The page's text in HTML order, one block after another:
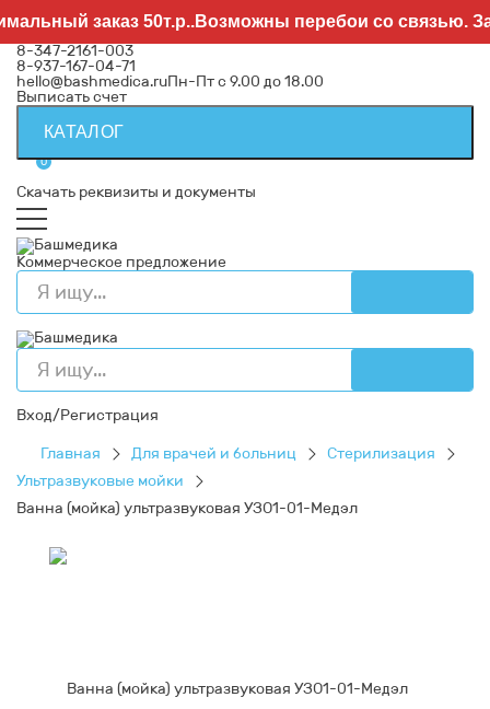
заказ 50т.р..Возможны перебои со связью.
8-347-2161-003
8-937-167-04-71
hello@bashmedica.ruПн-Пт с 9.00 до 18.00
Выписать счет
КАТАЛОГ
0
Скачать реквизиты и документы
Коммерческое предложение
Вход/Регистрация
Главная Для врачей и больниц
Стерилизация
Ультразвуковые мойки
Ванна (мойка) ультразвуковая УЗО1-01-Медэл